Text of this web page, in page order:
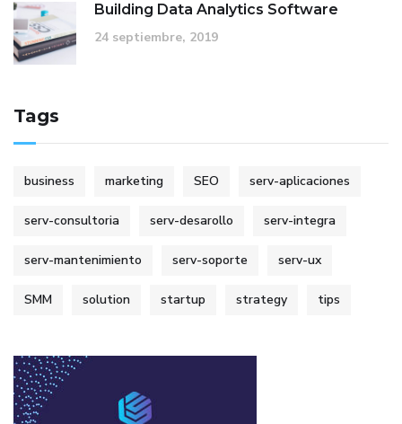
Building Data Analytics Software
24 septiembre, 2019
Tags
business marketing SEO serv-aplicaciones
serv-consultoria serv-desarollo serv-integra
serv-mantenimiento serv-soporte serv-ux
SMM solution startup strategy tips